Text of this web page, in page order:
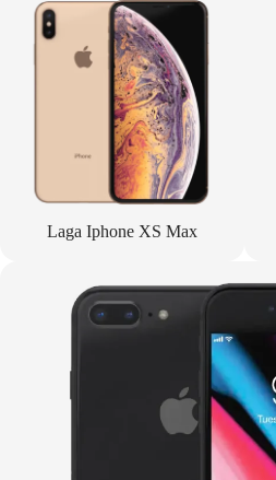
Laga Iphone XS Max